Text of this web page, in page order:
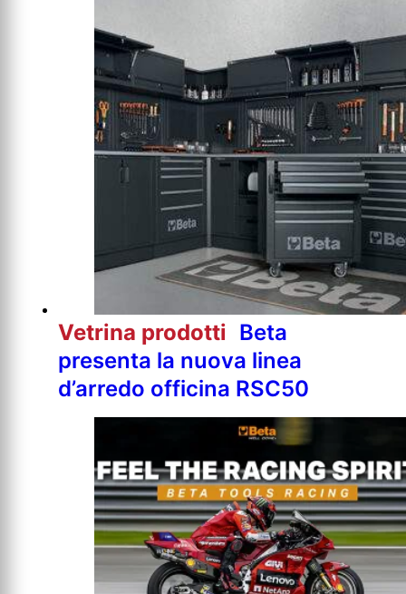
Vetrina prodotti Beta
presenta la nuova linea
d’arredo officina RSC50